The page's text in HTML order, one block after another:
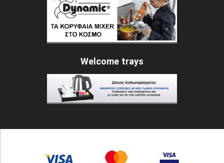
Welcome trays